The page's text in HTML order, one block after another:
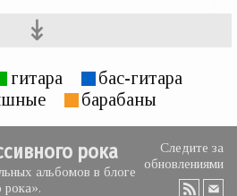
↡
гитара
бас-гитара
барабаны
рока
альбомов в блоге
рока».
Следите за
обновлениями